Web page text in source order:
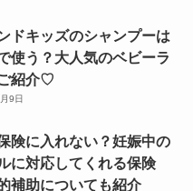
ドキッズのシャンプーは
使う？大人気のベビーラ
紹介♡
9日
険に入れない？妊娠中の
に対応してくれる保険
補助についても紹介